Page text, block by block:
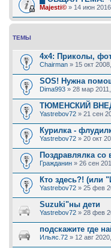
Majesti© » 14 июн
ТЕМЫ
4x4: Приколы,
Chairman » 15 окт
SOS! Нужна
Dima993 » 28 мар 2011,
ТЮМЕНСКИЙ
Yastrebov72 » 21 сен
Курилка -
Yastrebov72 » 20 окт
Поздравлялка со
Гражданин » 26 сен
Кто здесь?! (или
Yastrebov72 » 25 фев
Suzuki"ны дети
Yastrebov72 » 28 фев
подскажите где
Ильяс.72 » 12 авг